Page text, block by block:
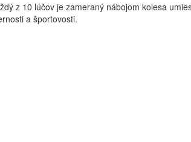
z 10 lúčov je zameraný nábojom kolesa
a športovosti.